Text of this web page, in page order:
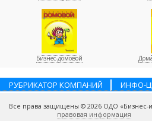
Бизнес-домовой
РУБРИКАТОР КОМПАНИЙ ИНФО-
Все права защищены © 2026 ОДО «Бизнес-
правовая информация